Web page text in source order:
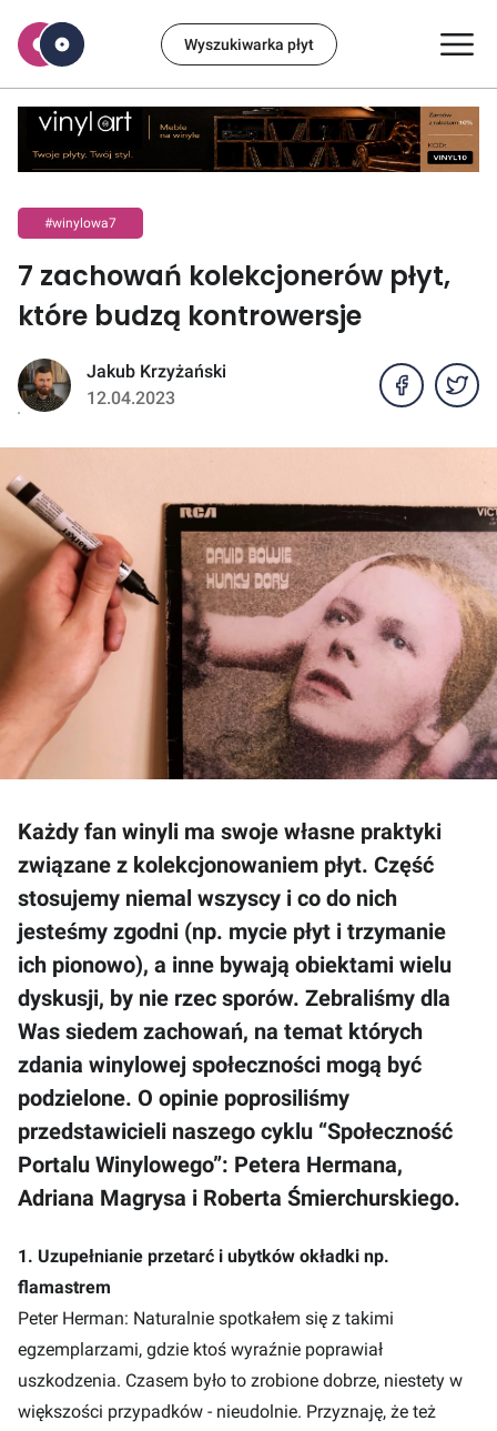
Wyszukiwarka płyt
#winylowa7
7 zachowań kolekcjonerów płyt,
które budzą kontrowersje
Jakub Krzyżański
12.04.2023
Każdy fan winyli ma swoje własne praktyki
związane z kolekcjonowaniem płyt. Część
stosujemy niemal wszyscy i co do nich
jesteśmy zgodni (np. mycie płyt i trzymanie
ich pionowo), a inne bywają obiektami wielu
dyskusji, by nie rzec sporów. Zebraliśmy dla
Was siedem zachowań, na temat których
zdania winylowej społeczności mogą być
podzielone. O opinie poprosiliśmy
przedstawicieli naszego cyklu “Społeczność
Portalu Winylowego”: Petera Hermana,
Adriana Magrysa i Roberta Śmierchurskiego.
1. Uzupełnianie przetarć i ubytków okładki np.
flamastrem
Peter Herman: Naturalnie spotkałem się z takimi
egzemplarzami, gdzie ktoś wyraźnie poprawiał
uszkodzenia. Czasem było to zrobione dobrze, niestety w
większości przypadków - nieudolnie. Przyznaję, że też